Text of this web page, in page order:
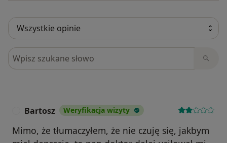
Szukaj w opiniach
Bartosz Weryfikacja wizyty
Mimo, że tłumaczyłem, że nie czuję się, jakbym